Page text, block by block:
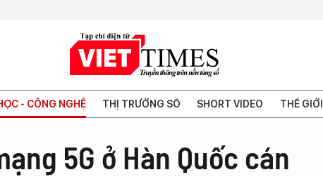
- CÔNG NGHỆ THỊ TRƯỜNG SỐ SHORT VIDEO THẾ GIỚI
5G ở Hàn Quốc cán